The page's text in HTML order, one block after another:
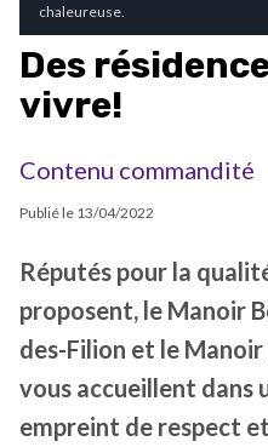
chaleureuse.
Des
vivre!
Contenu commandité
Publié le 13/04/2022
Réputés pour la
proposent, le Manoir
des-Filion et le
vous accueillent dans
empreint de respect